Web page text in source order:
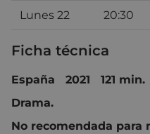
Lunes 22 20:30
Ficha técnica
España 2021 121 min.
Drama.
No recomendada para